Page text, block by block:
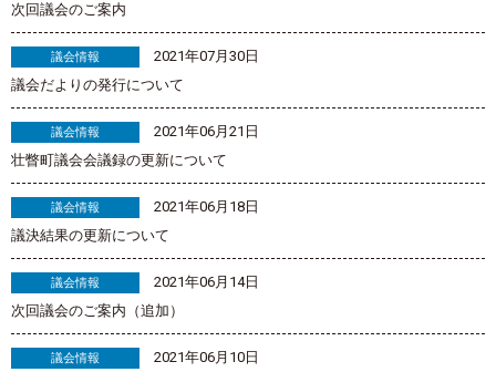
次回議会のご案内
議会情報
2021年07月30日
議会だよりの発行について
議会情報
2021年06月21日
壮瞥町議会会議録の更新について
議会情報
2021年06月18日
議決結果の更新について
議会情報
2021年06月14日
次回議会のご案内（追加）
議会情報
2021年06月10日